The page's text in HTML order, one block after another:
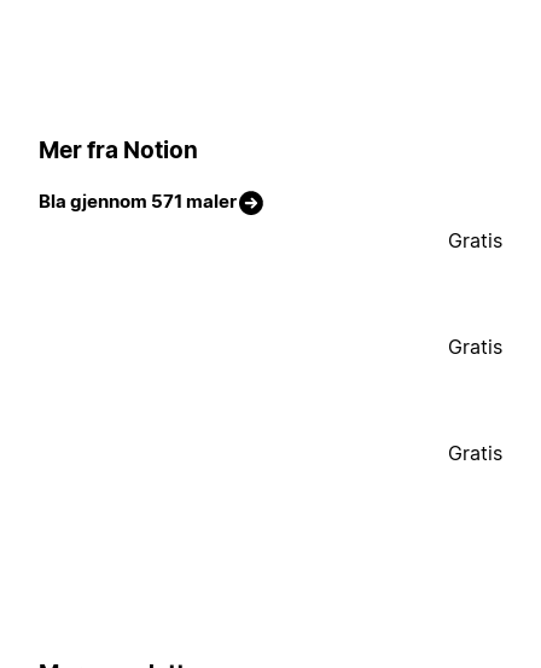
Mer fra Notion
Bla gjennom 571 maler
Gratis
Gratis
Gratis